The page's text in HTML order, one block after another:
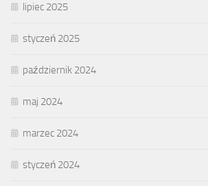
lipiec 2025
styczeń 2025
październik 2024
maj 2024
marzec 2024
styczeń 2024